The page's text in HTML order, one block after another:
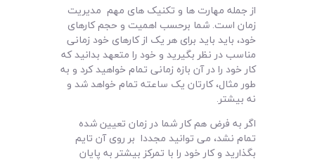
از جمله مهارت ها و تکنیک های مهم مدیریت
زمان است. شما برحسب اهمیت و حجم کارهای
خود، باید باید برای هر یک از کارهای خود زمانی
مناسب در نظر بگیرید و خود را متعهد بدانید که
کار خود را در آن بازه زمانی تمام خواهید کرد و به
طور مثال، کارتان یک ساعته تمام خواهد شد و
نه بیشتر.
اگر به فرض هم کار شما در زمان تعیین شده
تمام نشد، می توانید مجددا بر روی آن تایم
بگذارید و کار خود را با تمرکز بیشتر به پایان